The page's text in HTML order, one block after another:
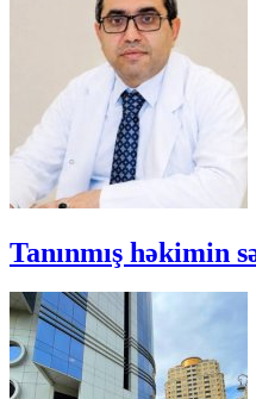
Tanınmış həkimin